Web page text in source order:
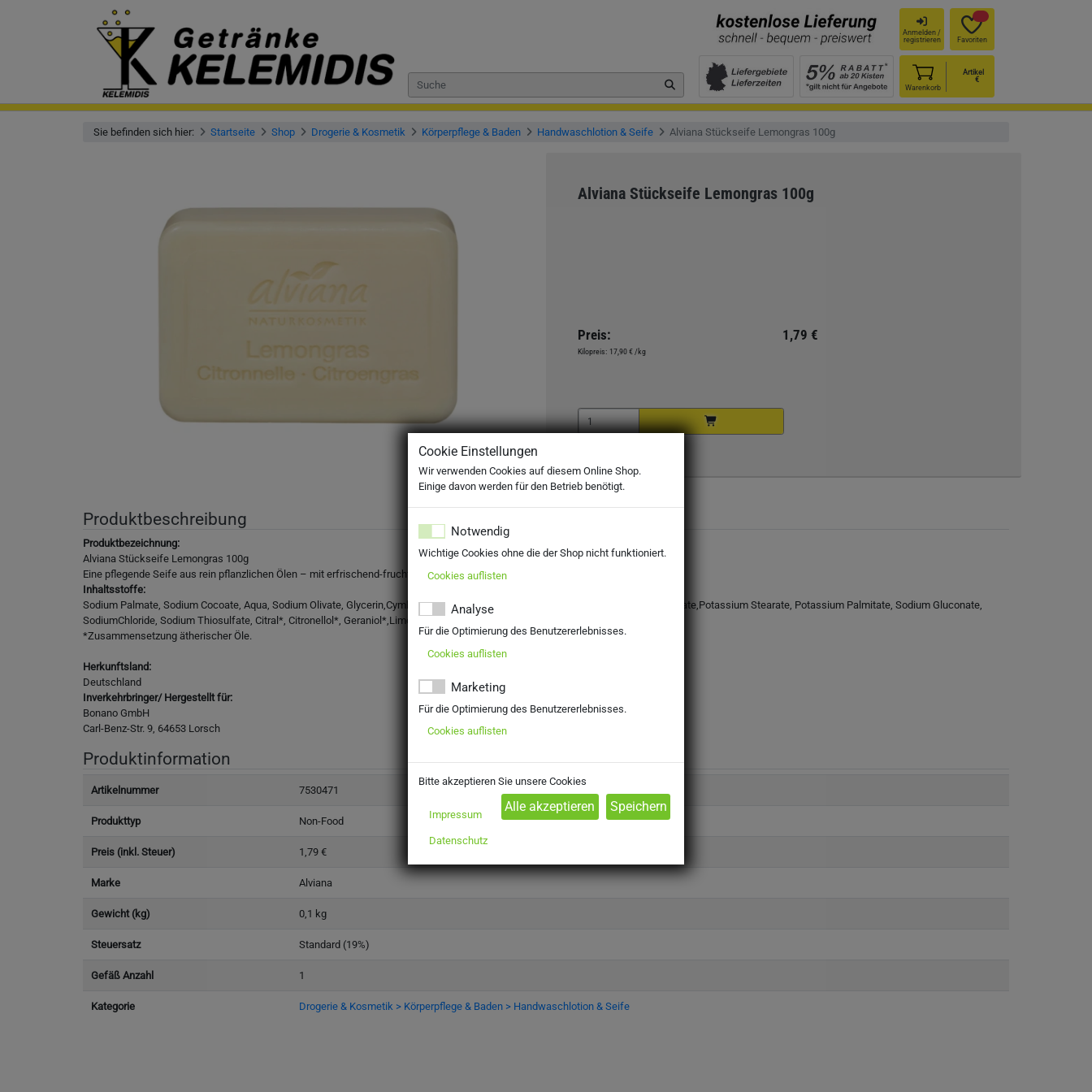
Anmelden /
registrieren
Favoriten
Warenkorb
Artikel
€
Sie befinden sich hier: Startseite Shop Drogerie & Kosmetik Körperpflege & Baden Handwaschlotion & Seife Alviana Stückseife Lemongras 100g
Alviana Stückseife Lemongras 100g
Preis: 1,79 €
Kilopreis: 17,90 € /kg
Produktbeschreibung
Produktbezeichnung:
Alviana Stückseife Lemongras 100g
Eine pflegende Seife aus rein pflanzlichen Ölen – mit erfrischend-fruchtigem Lemongrasöl.
Inhaltsstoffe:
Sodium Palmate, Sodium Cocoate, Aqua, Sodium Olivate, Glycerin,Cymbopogon Schoenanthus Oil*, Cetearyl Alcohol, Glyceryl Stearate,Potassium Stearate, Potassium Palmitate, Sodium Gluconate,
SodiumChloride, Sodium Thiosulfate, Citral*, Citronellol*, Geraniol*,Limonene*, Linalool*
*Zusammensetzung ätherischer Öle.
Herkunftsland:
Deutschland
Inverkehrbringer/ Hergestellt für:
Bonano GmbH
Carl-Benz-Str. 9, 64653 Lorsch
Produktinformation
Artikelnummer 7530471
Produkttyp Non-Food
Preis (inkl. Steuer) 1,79 €
Marke Alviana
Gewicht (kg) 0,1 kg
Steuersatz Standard (19%)
Gefäß Anzahl 1
Kategorie Drogerie & Kosmetik > Körperpflege & Baden > Handwaschlotion & Seife
Cookie Einstellungen
Wir verwenden Cookies auf diesem Online Shop.
Einige davon werden für den Betrieb benötigt.
Notwendig
Wichtige Cookies ohne die der Shop nicht funktioniert.
Cookies auflisten
Analyse
Für die Optimierung des Benutzererlebnisses.
Cookies auflisten
Marketing
Für die Optimierung des Benutzererlebnisses.
Cookies auflisten
Bitte akzeptieren Sie unsere Cookies
Impressum
Datenschutz